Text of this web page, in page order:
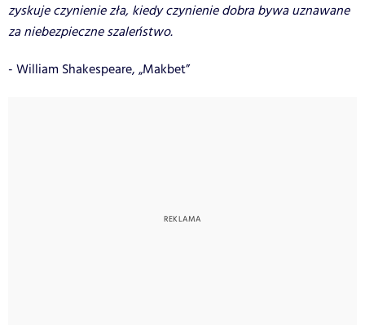
zyskuje czynienie zła, kiedy czynienie dobra bywa uznawane
za niebezpieczne szaleństwo.
- William Shakespeare, „Makbet”